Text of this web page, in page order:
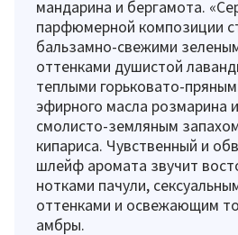
мандарина и бергамота.
парфюмерной композиции
бальзамно-свежими
оттенками душистой
теплыми горьковато-
эфирного масла розмарина
смолисто-земляным
кипариса. Чувственный и
шлейф аромата звучит
нотками пачули,
оттенками и освежающим
амбры.